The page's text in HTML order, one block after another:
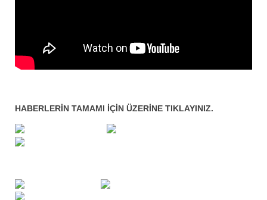
HABERLERİN TAMAMI İÇİN ÜZERİNE TIKLAYINIZ.